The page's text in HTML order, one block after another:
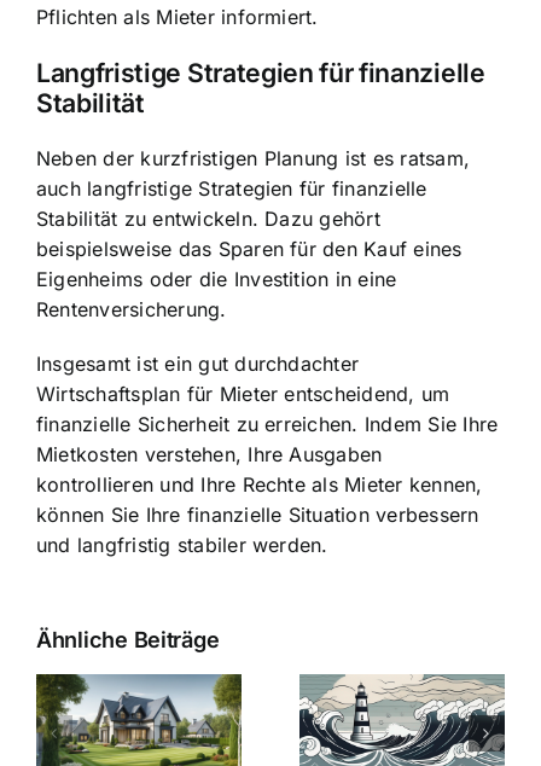
Pflichten als Mieter informiert.
Langfristige Strategien für finanzielle
Stabilität
Neben der kurzfristigen Planung ist es ratsam,
auch langfristige Strategien für finanzielle
Stabilität zu entwickeln. Dazu gehört
beispielsweise das Sparen für den Kauf eines
Eigenheims oder die Investition in eine
Rentenversicherung.
Insgesamt ist ein gut durchdachter
Wirtschaftsplan für Mieter entscheidend, um
finanzielle Sicherheit zu erreichen. Indem Sie Ihre
Mietkosten verstehen, Ihre Ausgaben
kontrollieren und Ihre Rechte als Mieter kennen,
können Sie Ihre finanzielle Situation verbessern
und langfristig stabiler werden.
Ähnliche Beiträge
Bauzinsen im
Sturm: Die
aktuelle
Die Evolution
der
Bauzinsen: Ein